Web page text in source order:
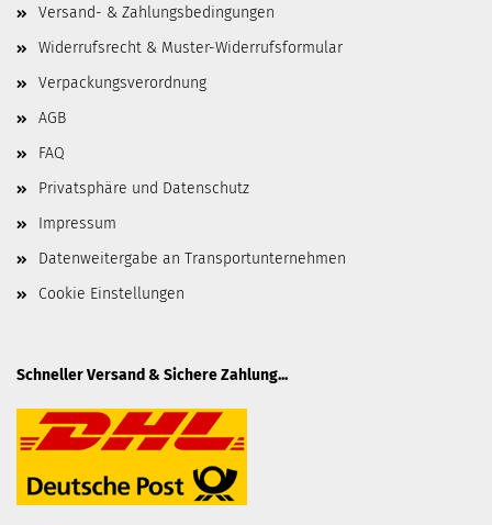
Versand- & Zahlungsbedingungen
Widerrufsrecht & Muster-Widerrufsformular
Verpackungsverordnung
AGB
FAQ
Privatsphäre und Datenschutz
Impressum
Datenweitergabe an Transportunternehmen
Cookie Einstellungen
Schneller Versand & Sichere Zahlung...